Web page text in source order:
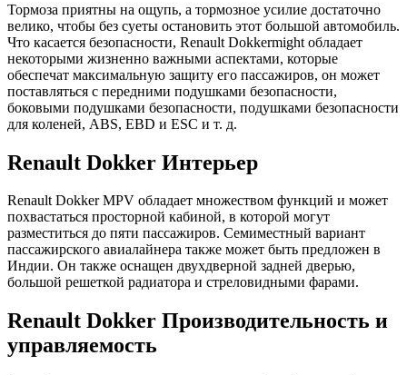
Тормоза приятны на ощупь, а тормозное усилие достаточно
велико, чтобы без суеты остановить этот большой автомобиль.
Что касается безопасности, Renault Dokkermight обладает
некоторыми жизненно важными аспектами, которые
обеспечат максимальную защиту его пассажиров, он может
поставляться с передними подушками безопасности,
боковыми подушками безопасности, подушками безопасности
для коленей, ABS, EBD и ESC и т. д.
Renault Dokker Интерьер
Renault Dokker MPV обладает множеством функций и может
похвастаться просторной кабиной, в которой могут
разместиться до пяти пассажиров. Семиместный вариант
пассажирского авиалайнера также может быть предложен в
Индии. Он также оснащен двухдверной задней дверью,
большой решеткой радиатора и стреловидными фарами.
Renault Dokker Производительность и
управляемость